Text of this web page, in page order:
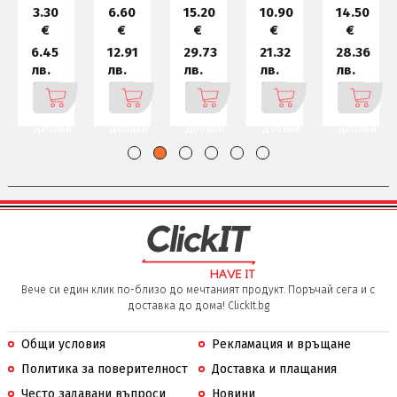
3.30
€
6.45
лв.
6.60
€
12.91
лв.
15.20
€
29.73
лв.
10.90
€
21.32
лв.
14.50
€
28.36
лв.
Вече си един клик по-близо до мечтаният продукт. Поръчай сега и с
доставка до дома! ClickIt.bg
Общи условия
Рекламация и връщане
Политика за поверителност
Доставка и плащания
Често задавани въпроси
Новини